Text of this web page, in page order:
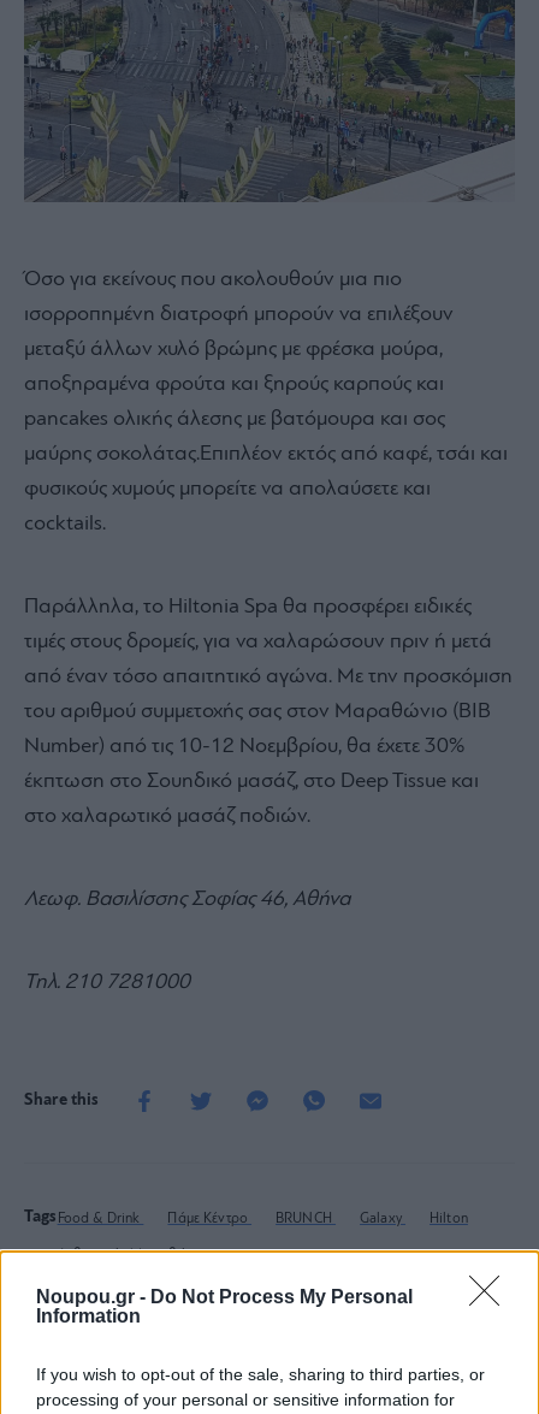
Noupou.gr - Do Not Process My Personal
Information
If you wish to opt-out of the sale, sharing to third parties, or
processing of your personal or sensitive information for
Όσο για εκείνους που ακολουθούν μια πιο
ισορροπημένη διατροφή μπορούν να επιλέξουν
μεταξύ άλλων χυλό βρώμης με φρέσκα μούρα,
αποξηραμένα φρούτα και ξηρούς καρπούς και
pancakes ολικής άλεσης με βατόμουρα και σος
μαύρης σοκολάτας.Επιπλέον εκτός από καφέ, τσάι και
φυσικούς χυμούς μπορείτε να απολαύσετε και
cocktails.
Παράλληλα, το Hiltonia Spa θα προσφέρει ειδικές
τιμές στους δρομείς, για να χαλαρώσουν πριν ή μετά
από έναν τόσο απαιτητικό αγώνα. Με την προσκόμιση
του αριθμού συμμετοχής σας στον Μαραθώνιο (BIB
Number) από τις 10-12 Νοεμβρίου, θα έχετε 30%
έκπτωση στο Σουηδικό μασάζ, στο Deep Tissue και
στο χαλαρωτικό μασάζ ποδιών.
Λεωφ. Βασιλίσσης Σοφίας 46, Αθήνα
Τηλ. 210 7281000
Share this
Tags Food & Drink Πάμε Κέντρο BRUNCH Galaxy Hilton
Αυθεντικός Μαραθώνιος
Ξέρεις να διαβάζεις την ετικέτα